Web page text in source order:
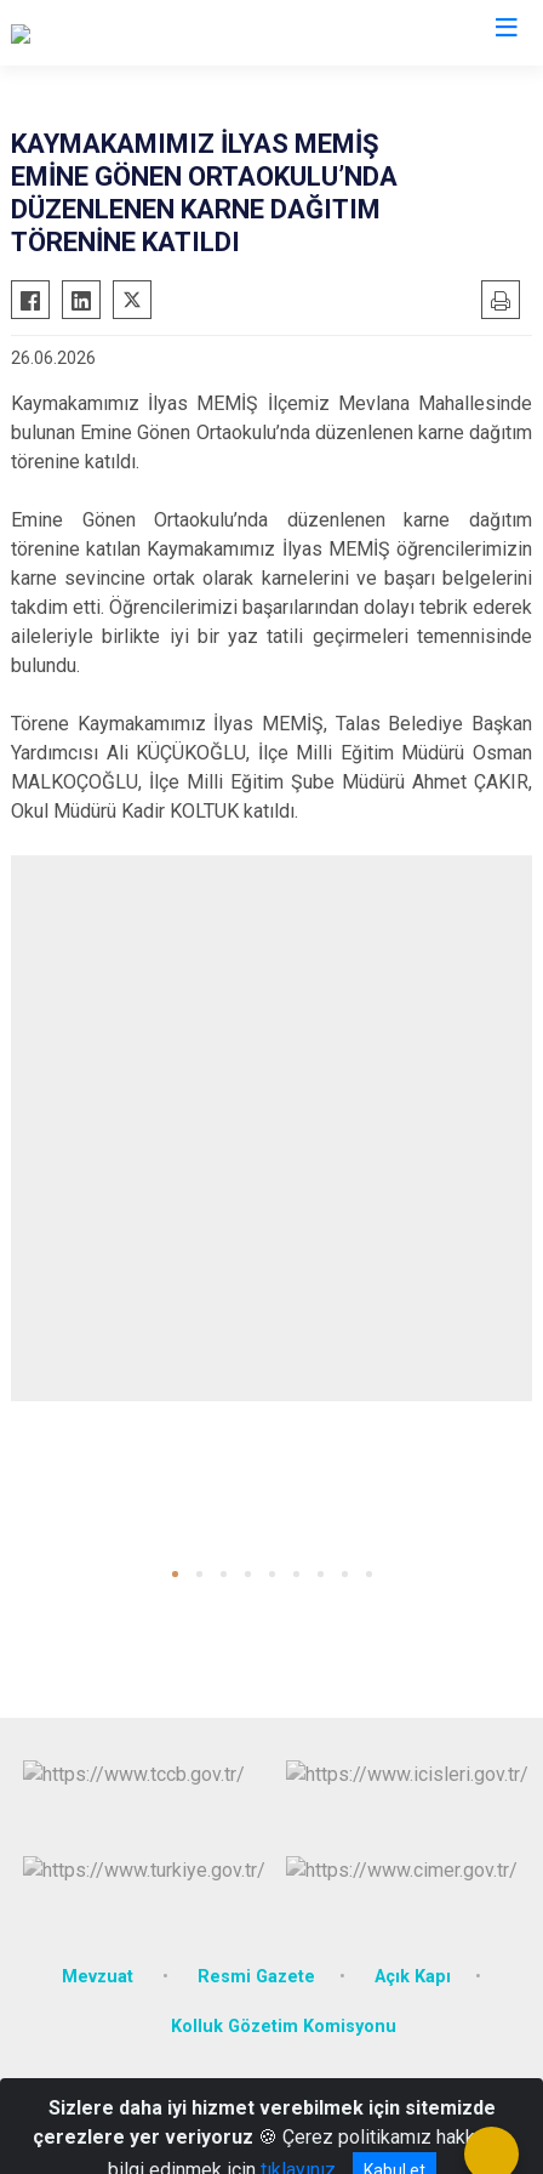
Akkışla
Bünyan
Felahiye
Kocasinan
Melikgazi
Özvatan
Yahyalı
KAYMAKAMIMIZ İLYAS MEMİŞ
EMİNE GÖNEN ORTAOKULU’NDA
DÜZENLENEN KARNE DAĞITIM
TÖRENİNE KATILDI
26.06.2026
Kaymakamımız İlyas MEMİŞ İlçemiz Mevlana Mahallesinde
bulunan Emine Gönen Ortaokulu’nda düzenlenen karne dağıtım
törenine katıldı.
Emine Gönen Ortaokulu’nda düzenlenen karne dağıtım
törenine katılan Kaymakamımız İlyas MEMİŞ öğrencilerimizin
karne sevincine ortak olarak karnelerini ve başarı belgelerini
takdim etti. Öğrencilerimizi başarılarından dolayı tebrik ederek
aileleriyle birlikte iyi bir yaz tatili geçirmeleri temennisinde
bulundu.
Törene Kaymakamımız İlyas MEMİŞ, Talas Belediye Başkan
Yardımcısı Ali KÜÇÜKOĞLU, İlçe Milli Eğitim Müdürü Osman
MALKOÇOĞLU, İlçe Milli Eğitim Şube Müdürü Ahmet ÇAKIR,
Okul Müdürü Kadir KOLTUK katıldı.
Mevzuat Resmi Gazete Açık Kapı
Kolluk Gözetim Komisyonu
No:1 38280 Talas /KAYSERİ
03524372324
Sizlere daha iyi hizmet verebilmek için sitemizde
çerezlere yer veriyoruz 🍪 Çerez politikamız hakkında